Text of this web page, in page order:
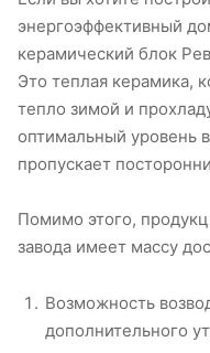
энергоэффективный
керамический блок
Это теплая керамика,
тепло зимой и
оптимальный уровень
пропускает
Помимо этого,
завода имеет массу
Возможность
дополнительного